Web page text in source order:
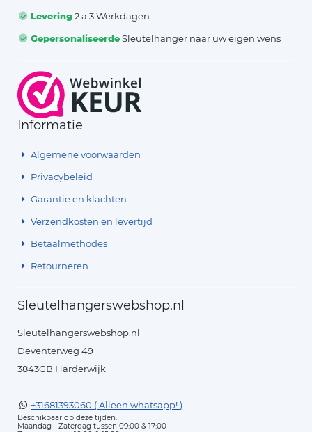
Levering2 a 3 Werkdagen
GepersonaliseerdeSleutelhanger naar uw eigen wens
Informatie
Algemene voorwaarden
Privacybeleid
Garantie en klachten
Verzendkosten en levertijd
Betaalmethodes
Retourneren
Sleutelhangerswebshop.nl
Sleutelhangerswebshop.nl
Deventerweg 49
3843GB Harderwijk
+31681393060 ( Alleen whatsapp! )
Beschikbaar op deze tijden:
Maandag - Zaterdag tussen 09:00 & 17:00